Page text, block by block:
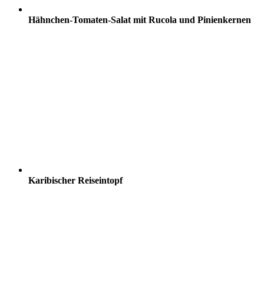
Hähnchen-Tomaten-Salat mit Rucola und Pinienkernen
Karibischer Reiseintopf